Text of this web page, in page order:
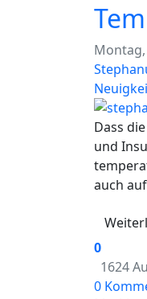
Dass
und
auch
0
1624
0